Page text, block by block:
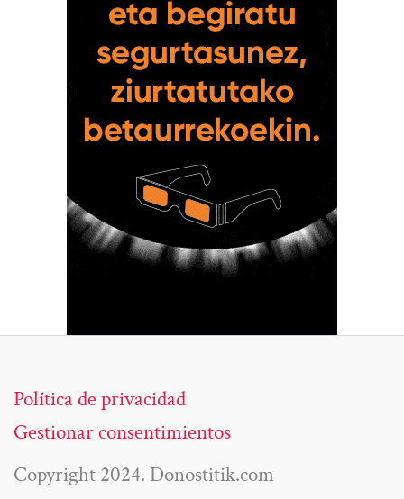
Política de privacidad
Gestionar consentimientos
Copyright 2024. Donostitik.com